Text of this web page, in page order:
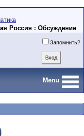
Россия : Обсуждение
Запомнить?
Menu